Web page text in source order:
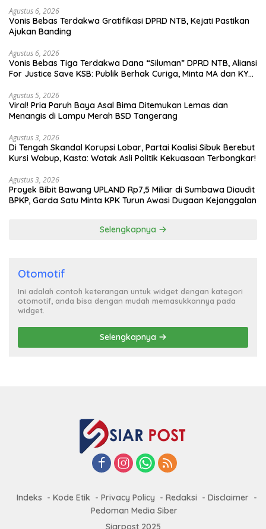
Agustus 6, 2026
Vonis Bebas Terdakwa Gratifikasi DPRD NTB, Kejati Pastikan
Ajukan Banding
Agustus 6, 2026
Vonis Bebas Tiga Terdakwa Dana “Siluman” DPRD NTB, Aliansi
For Justice Save KSB: Publik Berhak Curiga, Minta MA dan KY
Agustus 5, 2026
Viral! Pria Paruh Baya Asal Bima Ditemukan Lemas dan
Menangis di Lampu Merah BSD Tangerang
Agustus 3, 2026
Di Tengah Skandal Korupsi Lobar, Partai Koalisi Sibuk Berebut
Kursi Wabup, Kasta: Watak Asli Politik Kekuasaan Terbongkar!
Agustus 3, 2026
Proyek Bibit Bawang UPLAND Rp7,5 Miliar di Sumbawa Diaudit
BPKP, Garda Satu Minta KPK Turun Awasi Dugaan Kejanggalan
Selengkapnya
Otomotif
Ini adalah contoh keterangan untuk widget dengan kategori
otomotif, anda bisa dengan mudah memasukkannya pada
widget.
Selengkapnya
Indeks Kode Etik Privacy Policy Redaksi
Disclaimer
Pedoman Media Siber
Siarpost 2025